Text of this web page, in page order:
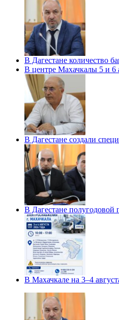
В Дагестане количество
В центре Махачкалы 5 и 6
В Дагестане создали
В Дагестане
В Махачкале на 3–4